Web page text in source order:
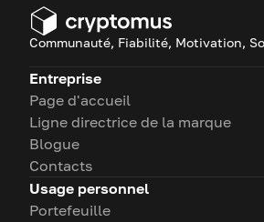
Communauté, Fiabilité, Motivation,
Entreprise
Page d'accueil
Ligne directrice de la marque
Blogue
Contacts
Usage personnel
Portefeuille